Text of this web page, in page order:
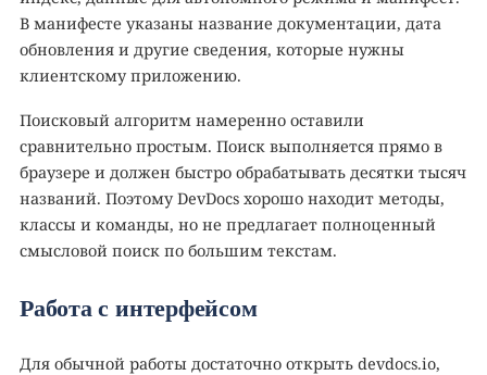
В манифесте указаны название документации, дата
обновления и другие сведения, которые нужны
клиентскому приложению.
Поисковый алгоритм намеренно оставили
сравнительно простым. Поиск выполняется прямо в
браузере и должен быстро обрабатывать десятки тысяч
названий. Поэтому DevDocs хорошо находит методы,
классы и команды, но не предлагает полноценный
смысловой поиск по большим текстам.
Работа с интерфейсом
Для обычной работы достаточно открыть devdocs.io,